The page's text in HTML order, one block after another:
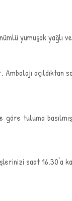
yumuşak yağlı
açıldıktan
tuluma basılmış
saat 16.30'a